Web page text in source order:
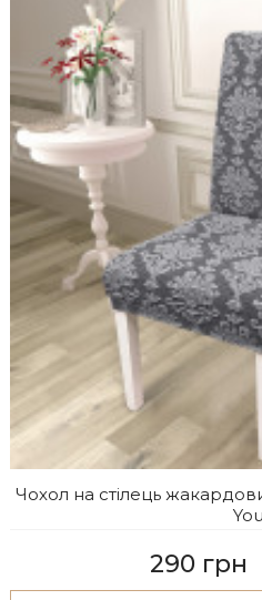
Чохол на стілець
You
290 грн